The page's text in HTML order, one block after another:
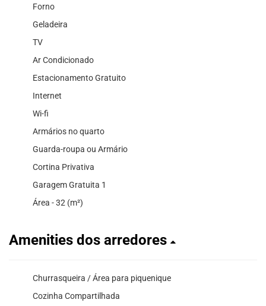
Forno
Geladeira
TV
Ar Condicionado
Estacionamento Gratuito
Internet
Wi-fi
Armários no quarto
Guarda-roupa ou Armário
Cortina Privativa
Garagem Gratuita 1
Área - 32 (m²)
Amenities dos arredores
Churrasqueira / Área para piquenique
Cozinha Compartilhada